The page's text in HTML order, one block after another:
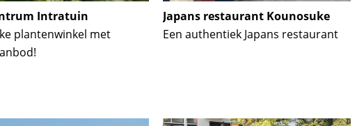
Intratuin
plantenwinkel met
Japans restaurant Kounosuke
Een authentiek Japans restaurant